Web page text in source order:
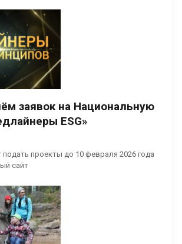
заявок на Национальную
ESG»
подать проекты до 10 февраля 2026 года
сайт